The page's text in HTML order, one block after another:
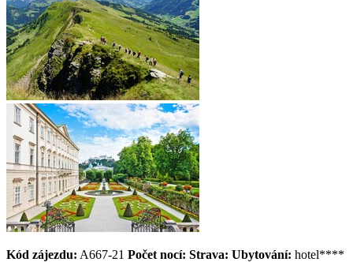
Kód zájezdu: A667-21 Počet nocí: Strava: Ubytování: hotel****